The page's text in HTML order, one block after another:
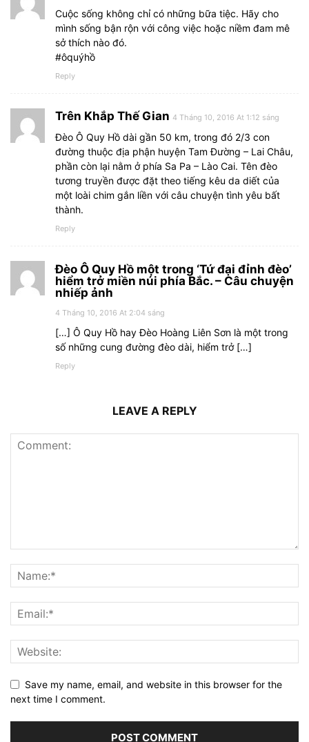
Cuộc sống không chỉ có những bữa tiệc. Hãy cho
mình sống bận rộn với công việc hoặc niềm đam mê
sở thích nào đó.
#ôquýhồ
Reply
Trên Khắp Thế Gian 4 Tháng 10, 2016 At 1:12 sáng
Đèo Ô Quy Hồ dài gần 50 km, trong đó 2/3 con
đường thuộc địa phận huyện Tam Đường – Lai Châu,
phần còn lại nằm ở phía Sa Pa – Lào Cai. Tên đèo
tương truyền được đặt theo tiếng kêu da diết của
một loài chim gắn liền với câu chuyện tình yêu bất
thành.
Reply
Đèo Ô Quy Hồ một trong ‘Tứ đại đỉnh đèo’
hiểm trở miền núi phía Bắc. – Câu chuyện
nhiếp ảnh
4 Tháng 10, 2016 At 2:04 sáng
[…] Ô Quy Hồ hay Đèo Hoàng Liên Sơn là một trong
số những cung đường đèo dài, hiểm trở […]
Reply
LEAVE A REPLY
Save my name, email, and website in this browser for the
next time I comment.